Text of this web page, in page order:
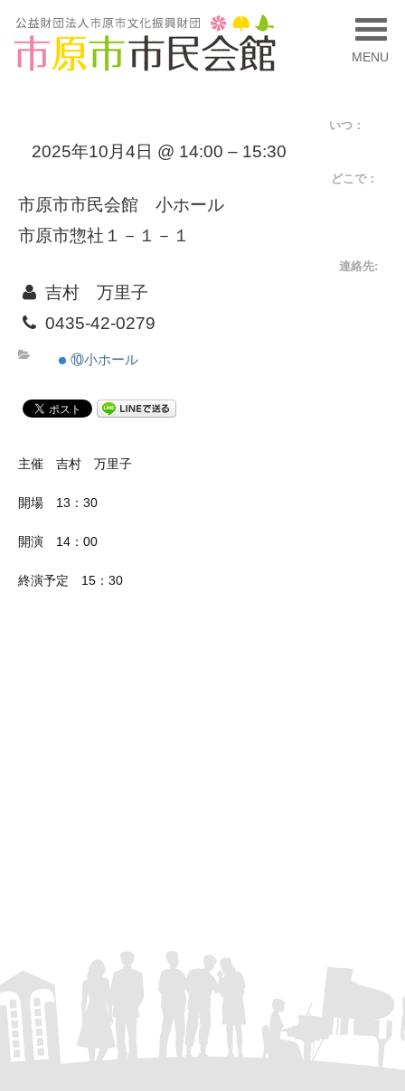
MENU
いつ：
2025年10月4日 @ 14:00 – 15:30
どこで：
市原市市民会館 小ホール
市原市惣社１－１－１
連絡先:
吉村 万里子
0435-42-0279
⑩小ホール
主催 吉村 万里子
開場 13：30
開演 14：00
終演予定 15：30